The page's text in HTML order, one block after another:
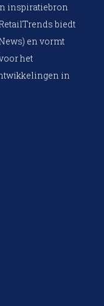
inspiratiebron
biedt
en vormt
het
in